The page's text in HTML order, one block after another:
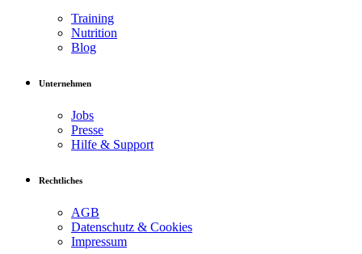
Training
Nutrition
Blog
Unternehmen
Jobs
Presse
Hilfe & Support
Rechtliches
AGB
Datenschutz & Cookies
Impressum